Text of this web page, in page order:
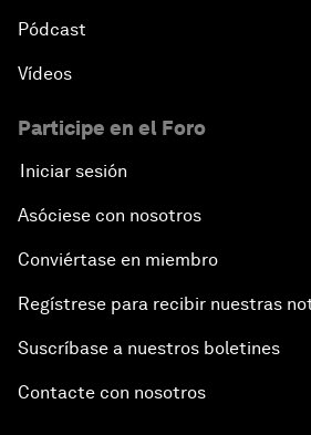
Pódcast
Vídeos
Participe en el Foro
Iniciar sesión
Asóciese con nosotros
Conviértase en miembro
Regístrese para recibir nuestras
Suscríbase a nuestros boletines
Contacte con nosotros